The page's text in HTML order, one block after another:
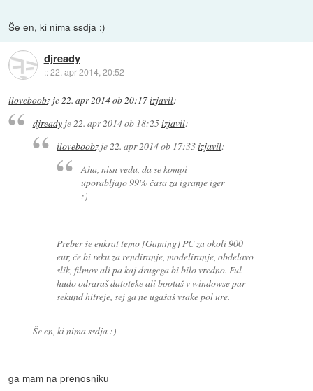
Še en, ki nima ssdja :)
djready
::22. apr 2014, 20:52
iloveboobz je22. apr 2014 ob 20:17izjavil:
djreadyje22. apr 2014 ob 18:25izjavil:
iloveboobz je22. apr 2014 ob 17:33izjavil:
Aha, nisn vedu, da se kompi
uporabljajo 99% časa za igranje iger
:)
Preber še enkrat temo [Gaming] PC za okoli 900
eur, če bi reku za rendiranje, modeliranje, obdelavo
slik, filmov ali pa kaj drugega bi bilo vredno. Ful
hudo odraraš datoteke ali bootaš v windowse par
sekund hitreje, sej ga ne ugašaš vsake pol ure.
Še en, ki nima ssdja :)
ga mam na prenosniku